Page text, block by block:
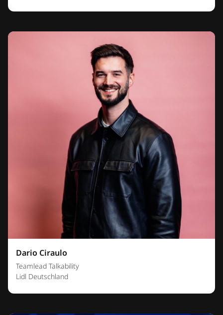
Dario Ciraulo
Teamlead Talkability
Lidl Deutschland